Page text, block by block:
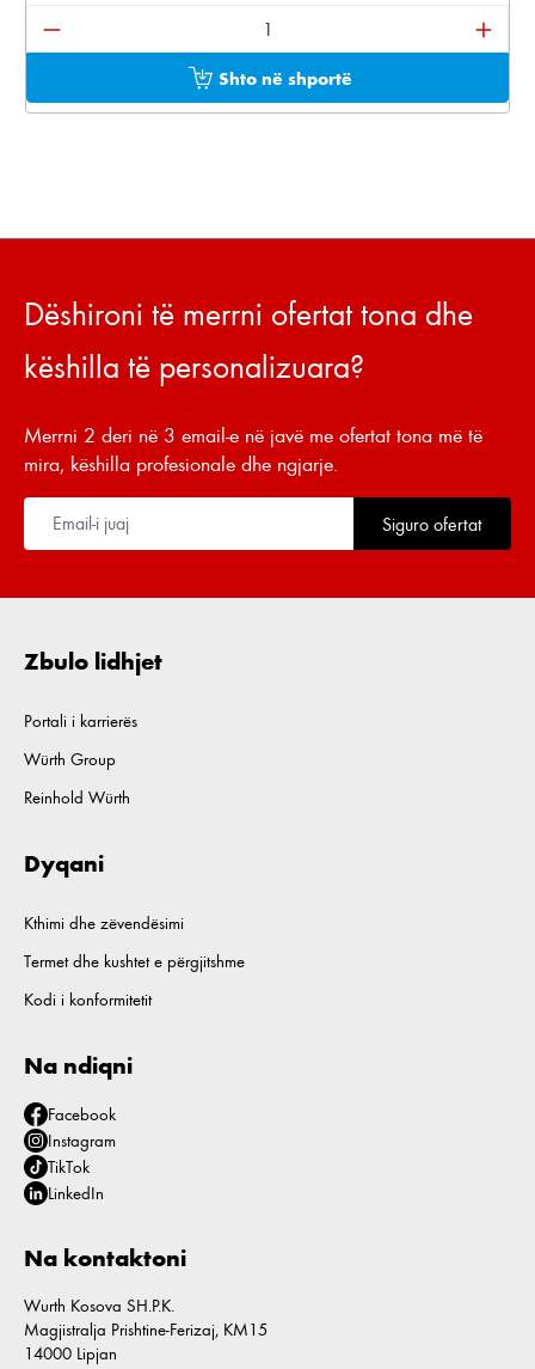
Sasia e produktit: Shkruani sasinë e dëshiruar
Shto në shportë
Dëshironi të merrni ofertat tona dhe
këshilla të personalizuara?
Merrni 2 deri në 3 email-e në javë me ofertat tona më të
mira, këshilla profesionale dhe ngjarje.
Siguro ofertat
Zbulo lidhjet
Portali i karrierës
Würth Group
Reinhold Würth
Dyqani
Kthimi dhe zëvendësimi
Termet dhe kushtet e përgjitshme
Kodi i konformitetit
Na ndiqni
Facebook
Instagram
TikTok
LinkedIn
Na kontaktoni
Wurth Kosova SH.P.K.
Magjistralja Prishtine-Ferizaj, KM15
14000 Lipjan